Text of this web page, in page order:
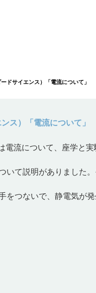
ドサイエンス）「電流について」
ス）「電流について」
電流について、座学と
て説明がありました
つないで、静電気が